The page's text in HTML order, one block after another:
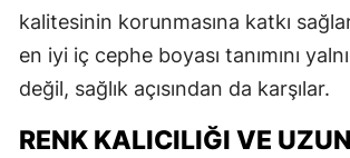
kalitesinin korunmasına katkı
en iyi iç cephe boyası tanımını
değil, sağlık açısından da karşılar.
RENK KALICILIĞI VE